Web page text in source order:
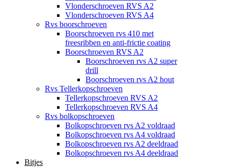
Vlonderschroeven RVS A2
Vlonderschroeven RVS A4
Rvs boorschroeven
Boorschroeven rvs 410 met
freesribben en anti-frictie coating
Boorschroeven RVS A2
Boorschroeven rvs A2 super
drill
Boorschroeven rvs A2 hout
Rvs Tellerkopschroeven
Tellerkopschroeven RVS A2
Tellerkopschroeven RVS A4
Rvs bolkopschroeven
Bolkopschroeven rvs A2 voldraad
Bolkopschroeven rvs A4 voldraad
Bolkopschroeven rvs A2 deeldraad
Bolkopschroeven rvs A4 deeldraad
Bitjes